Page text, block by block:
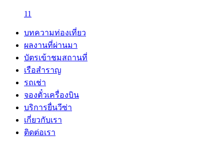
11
บทความท่องเที่ยว
ผลงานที่ผ่านมา
บัตรเข้าชมสถานที่
เรือสำราญ
รถเช่า
จองตั๋วเครื่องบิน
บริการยื่นวีซ่า
เกี่ยวกับเรา
ติดต่อเรา